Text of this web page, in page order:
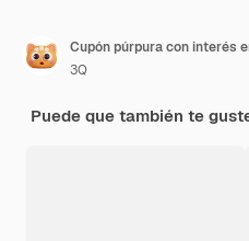
3Q
Puede que también te